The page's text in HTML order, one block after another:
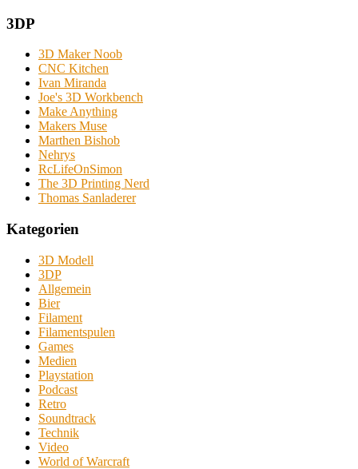
3DP
3D Maker Noob
CNC Kitchen
Ivan Miranda
Joe's 3D Workbench
Make Anything
Makers Muse
Marthen Bishob
Nehrys
RcLifeOnSimon
The 3D Printing Nerd
Thomas Sanladerer
Kategorien
3D Modell
3DP
Allgemein
Bier
Filament
Filamentspulen
Games
Medien
Playstation
Podcast
Retro
Soundtrack
Technik
Video
World of Warcraft